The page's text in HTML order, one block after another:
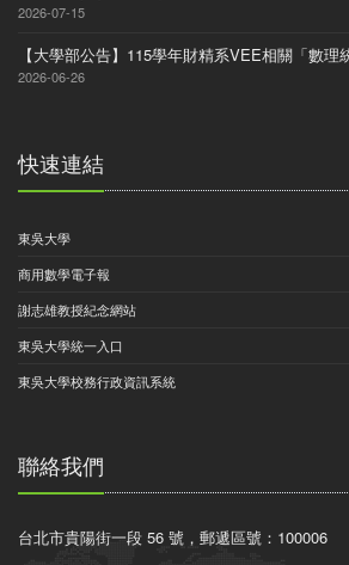
2026-07-15
【大學部公告】115學年財精系VEE相關「數
2026-06-26
快速連結
東吳大學
商用數學電子報
謝志雄教授紀念網站
東吳大學統一入口
東吳大學校務行政資訊系統
聯絡我們
台北市貴陽街一段 56 號，郵遞區號：100006